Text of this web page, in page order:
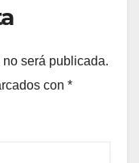
será publicada.
con *